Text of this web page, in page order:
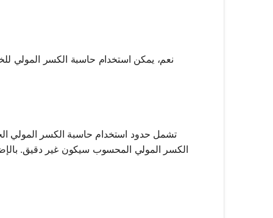
نعم، يمكن استخدام حاسبة الكسر المولي
تشمل حدود استخدام حاسبة الكسر المولي
الكسر المولي المحسوب سيكون غير دقيق.